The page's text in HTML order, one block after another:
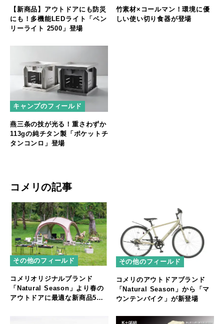
【新商品】アウトドアにも防災
にも！多機能LEDライト「ベン
リーライト 2500」登場
竹素材×コールマン！環境に優
しい使い切り食器が登場
キャンプのフィールド
燕三条の技が光る！重さわずか
113gの純チタン製「ポケットチ
タンコンロ」登場
コメリの記事
その他のフィールド
コメリオリジナルブランド
「Natural Season」より春の
アウトドアに最適な新商品5個
その他のフィールド
コメリのアウトドアブランド
「Natural Season」から「マ
ウンテンバイク」が新登場